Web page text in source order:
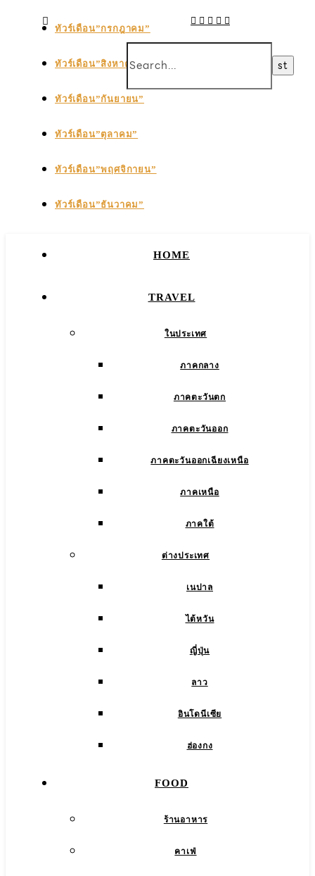
ทัวร์เดือน”กรกฎาคม”
ทัวร์เดือน”สิงหาคม”
ทัวร์เดือน”กันยายน”
ทัวร์เดือน”ตุลาคม”
ทัวร์เดือน”พฤศจิกายน”
ทัวร์เดือน”ธันวาคม”
HOME
TRAVEL
ในประเทศ
ภาคกลาง
ภาคตะวันตก
ภาคตะวันออก
ภาคตะวันออกเฉียงเหนือ
ภาคเหนือ
ภาคใต้
ต่างประเทศ
เนปาล
ไต้หวัน
ญี่ปุ่น
ลาว
อินโดนีเซีย
ฮ่องกง
FOOD
ร้านอาหาร
คาเฟ่